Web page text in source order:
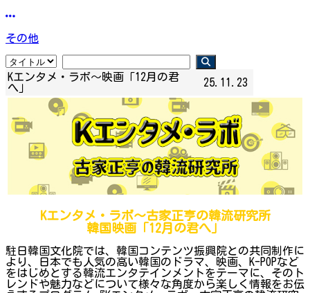
その他
Kエンタメ・ラボ～映画「12月の君
へ」
25.11.23
Kエンタメ・ラボ～古家正亨の韓流研究所
韓国映画「12月の君へ」
駐日韓国文化院では、韓国コンテンツ振興院との共同制作に
より、日本でも人気の高い韓国のドラマ、映画、K-POPなど
をはじめとする韓流エンタテインメントをテーマに、そのト
レンドや魅力などについて様々な角度から楽しく情報をお伝